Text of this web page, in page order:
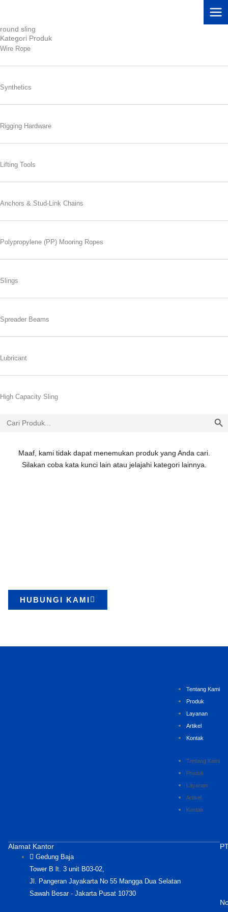
konten
round sling
Kategori Produk
Wire Rope
Synthetics
Rigging Hardware
Lifting Tools
Anchors & Stud-Link Chains
Polypropylene (PP) Mooring Ropes
Slings
Spreader Beams
Lubricant
High Capacity Sling
for:
Maaf, kami tidak dapat menemukan produk yang Anda cari.
Silakan coba kata kunci lain atau jelajahi kategori lainnya.
HUBUNGI KAMI
Tentang Kami
Produk
Layanan
Artikel
Kontak
Tentang Kami
Produk
Layanan
Artikel
Kontak
Alamat Kantor
Gedung Baja
Tower B lt. 3 unit B03-02,
Jl. Pangeran Jayakarta No 55 Mangga Dua Selatan
Sawah Besar - Jakarta Pusat 10730